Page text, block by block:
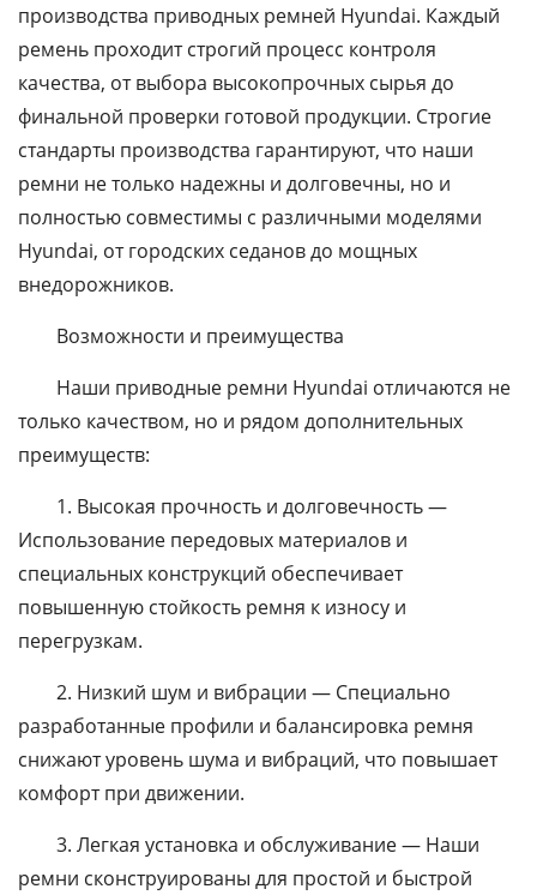
производства приводных ремней Hyundai. Каждый
ремень проходит строгий процесс контроля
качества, от выбора высокопрочных сырья до
финальной проверки готовой продукции. Строгие
стандарты производства гарантируют, что наши
ремни не только надежны и долговечны, но и
полностью совместимы с различными моделями
Hyundai, от городских седанов до мощных
внедорожников.
Возможности и преимущества
Наши приводные ремни Hyundai отличаются не
только качеством, но и рядом дополнительных
преимуществ:
1. Высокая прочность и долговечность —
Использование передовых материалов и
специальных конструкций обеспечивает
повышенную стойкость ремня к износу и
перегрузкам.
2. Низкий шум и вибрации — Специально
разработанные профили и балансировка ремня
снижают уровень шума и вибраций, что повышает
комфорт при движении.
3. Легкая установка и обслуживание — Наши
ремни сконструированы для простой и быстрой